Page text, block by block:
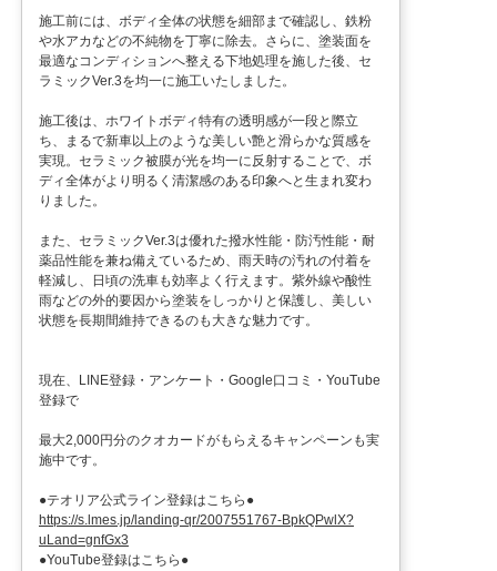
施工前には、ボディ全体の状態を細部まで確認し、鉄粉
や水アカなどの不純物を丁寧に除去。さらに、塗装面を
最適なコンディションへ整える下地処理を施した後、セ
ラミックVer.3を均一に施工いたしました。
施工後は、ホワイトボディ特有の透明感が一段と際立
ち、まるで新車以上のような美しい艶と滑らかな質感を
実現。セラミック被膜が光を均一に反射することで、ボ
ディ全体がより明るく清潔感のある印象へと生まれ変わ
りました。
また、セラミックVer.3は優れた撥水性能・防汚性能・耐
薬品性能を兼ね備えているため、雨天時の汚れの付着を
軽減し、日頃の洗車も効率よく行えます。紫外線や酸性
雨などの外的要因から塗装をしっかりと保護し、美しい
状態を長期間維持できるのも大きな魅力です。
現在、LINE登録・アンケート・Google口コミ・YouTube
登録で
最大2,000円分のクオカードがもらえるキャンペーンも実
施中です。
●テオリア公式ライン登録はこちら●
https://s.lmes.jp/landing-qr/2007551767-BpkQPwlX?
uLand=gnfGx3
●YouTube登録はこちら●